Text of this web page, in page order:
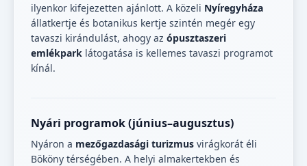
ilyenkor kifejezetten ajánlott. A közeli Nyíregyháza
állatkertje és botanikus kertje szintén megér egy
tavaszi kirándulást, ahogy az ópusztaszeri
emlékpark látogatása is kellemes tavaszi programot
kínál.
Nyári programok (június–augusztus)
Nyáron a mezőgazdasági turizmus virágkorát éli
Bököny térségében. A helyi almakertekben és